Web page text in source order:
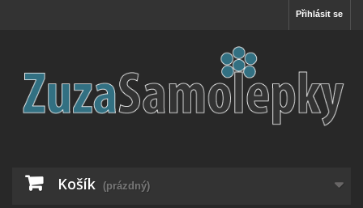
Přihlásit se
Košík (prázdný)